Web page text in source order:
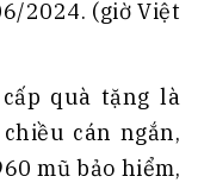
2024. (giờ Việt
quà tặng là
cán ngắn,
mũ bảo hiểm,